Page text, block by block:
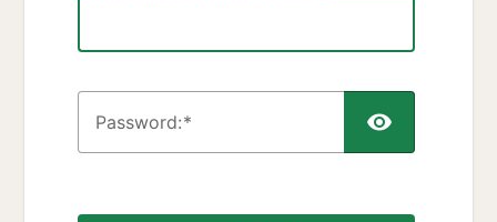
Password: